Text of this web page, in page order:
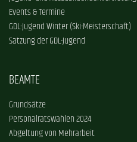
Events & Termine
GDL-Jugend Winter (Ski-Meisterschaft)
Satzung der GDL-Jugend
BEAMTE
Grundsätze
Personalratswahlen 2024
Abgeltung von Mehrarbeit